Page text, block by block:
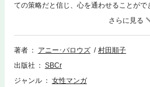
ての策略だと信じ、心を通わせることが
は、ヘレナが産んだ息子さえ「自分の子で
戦地へ赴き行方知れずになってしまう。そ
た。嫁いだ子爵家からあばずれ扱いされ
年後、懸命に息子を育てる彼女のもとに、
著者 アニー･バロウズ
村田順子
出版社
SBCr
ジャンル
女性マンガ